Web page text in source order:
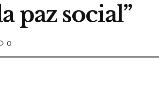
paz social”
0